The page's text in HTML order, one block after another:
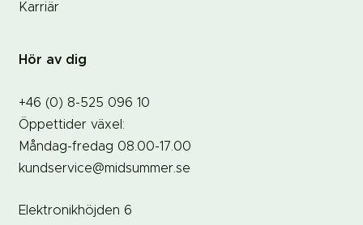
Karriär
Hör av dig
+46 (0) 8-525 096 10
Öppettider växel:
Måndag-fredag 08.00-17.00
kundservice@midsummer.se
Elektronikhöjden 6